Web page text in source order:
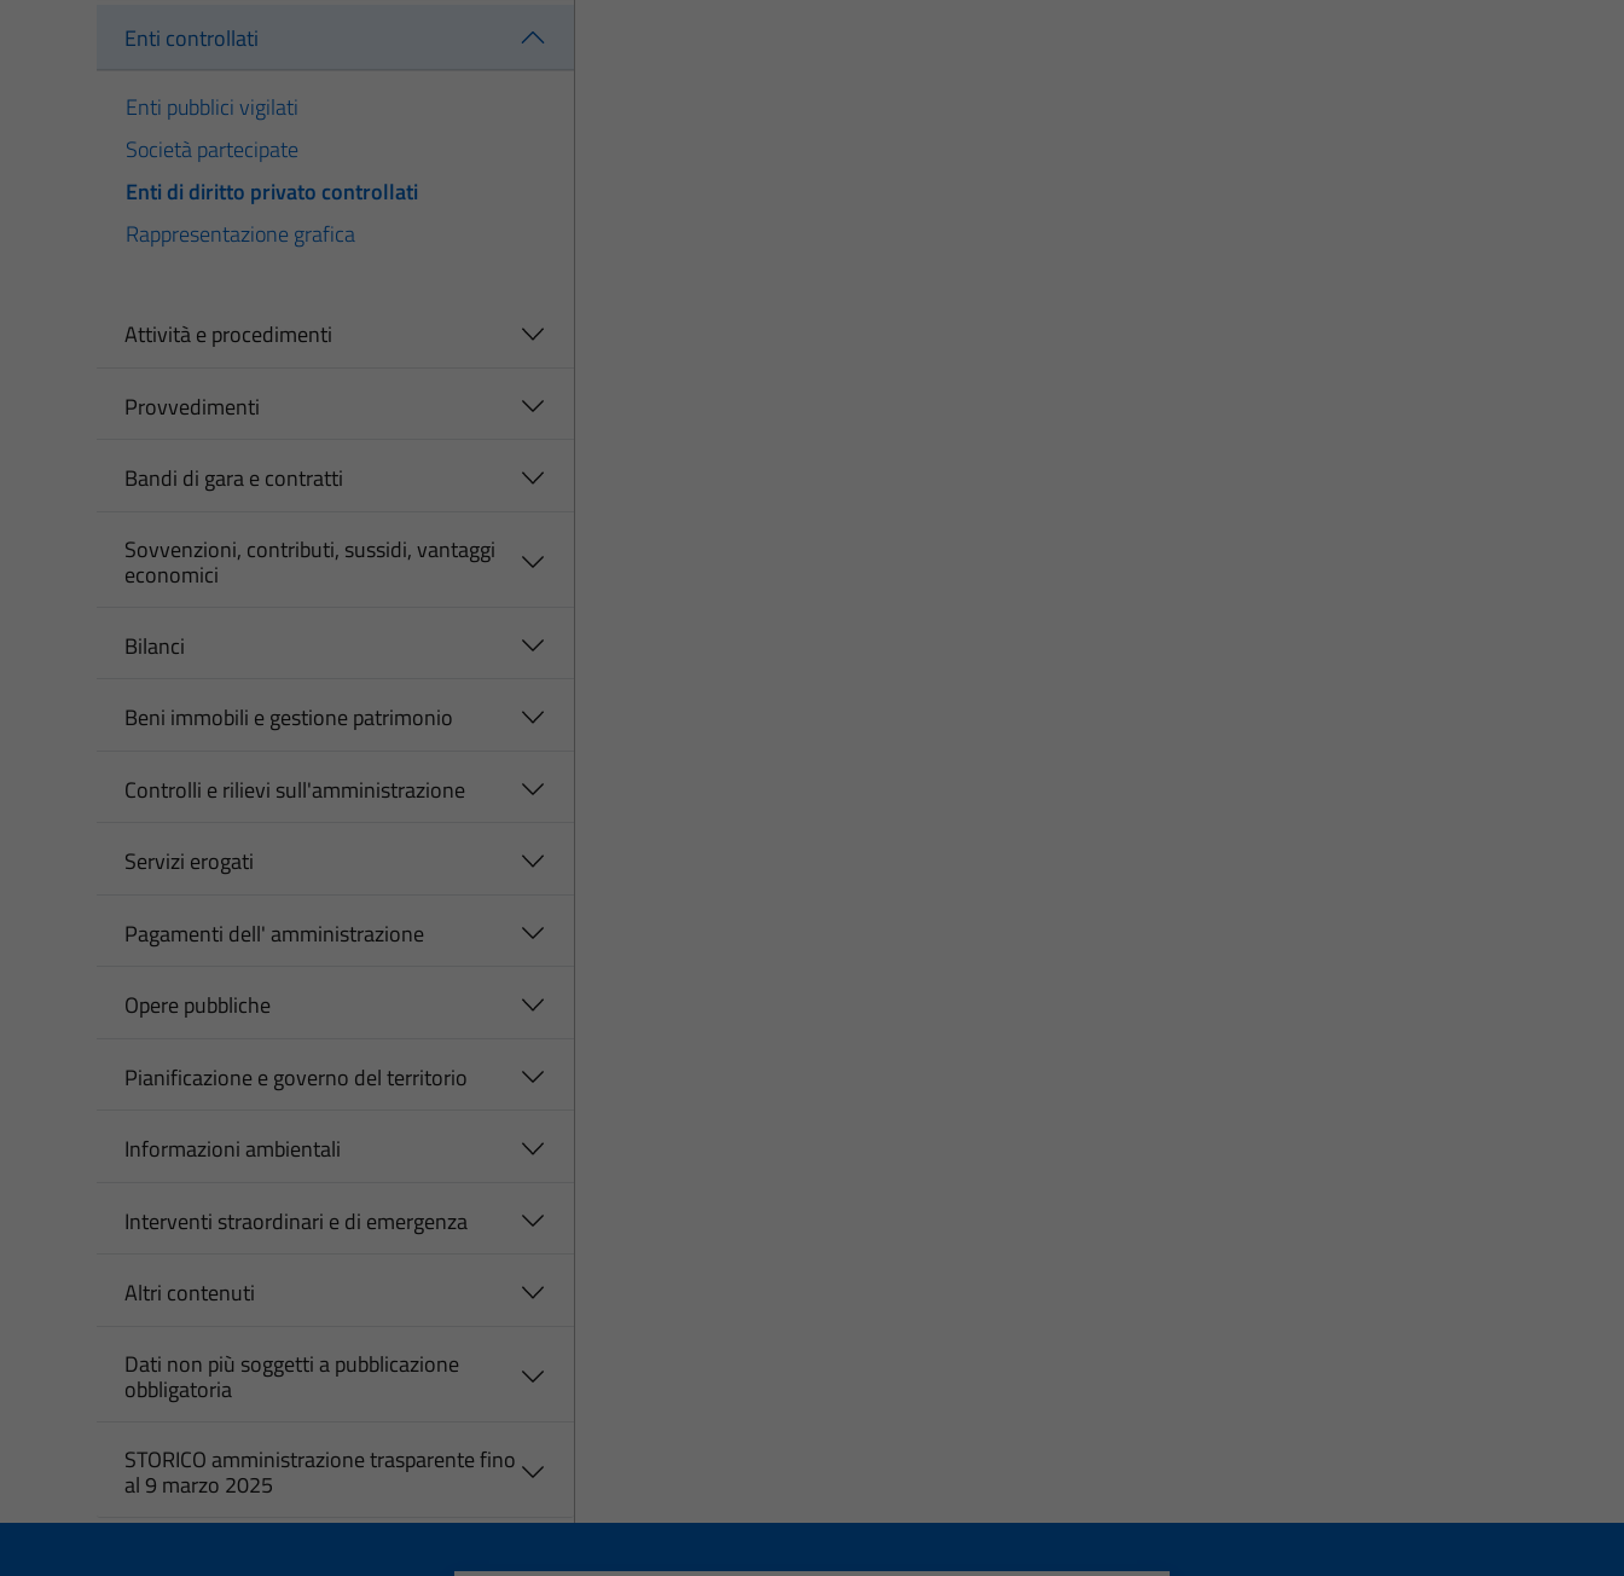
Enti controllati
Enti pubblici vigilati
Società partecipate
Enti di diritto privato controllati
Rappresentazione grafica
Attività e procedimenti
Provvedimenti
Bandi di gara e contratti
Sovvenzioni, contributi, sussidi, vantaggi
economici
Bilanci
Beni immobili e gestione patrimonio
Controlli e rilievi sull'amministrazione
Servizi erogati
Pagamenti dell' amministrazione
Opere pubbliche
Pianificazione e governo del territorio
Informazioni ambientali
Interventi straordinari e di emergenza
Altri contenuti
Dati non più soggetti a pubblicazione
obbligatoria
STORICO amministrazione trasparente fino
al 9 marzo 2025